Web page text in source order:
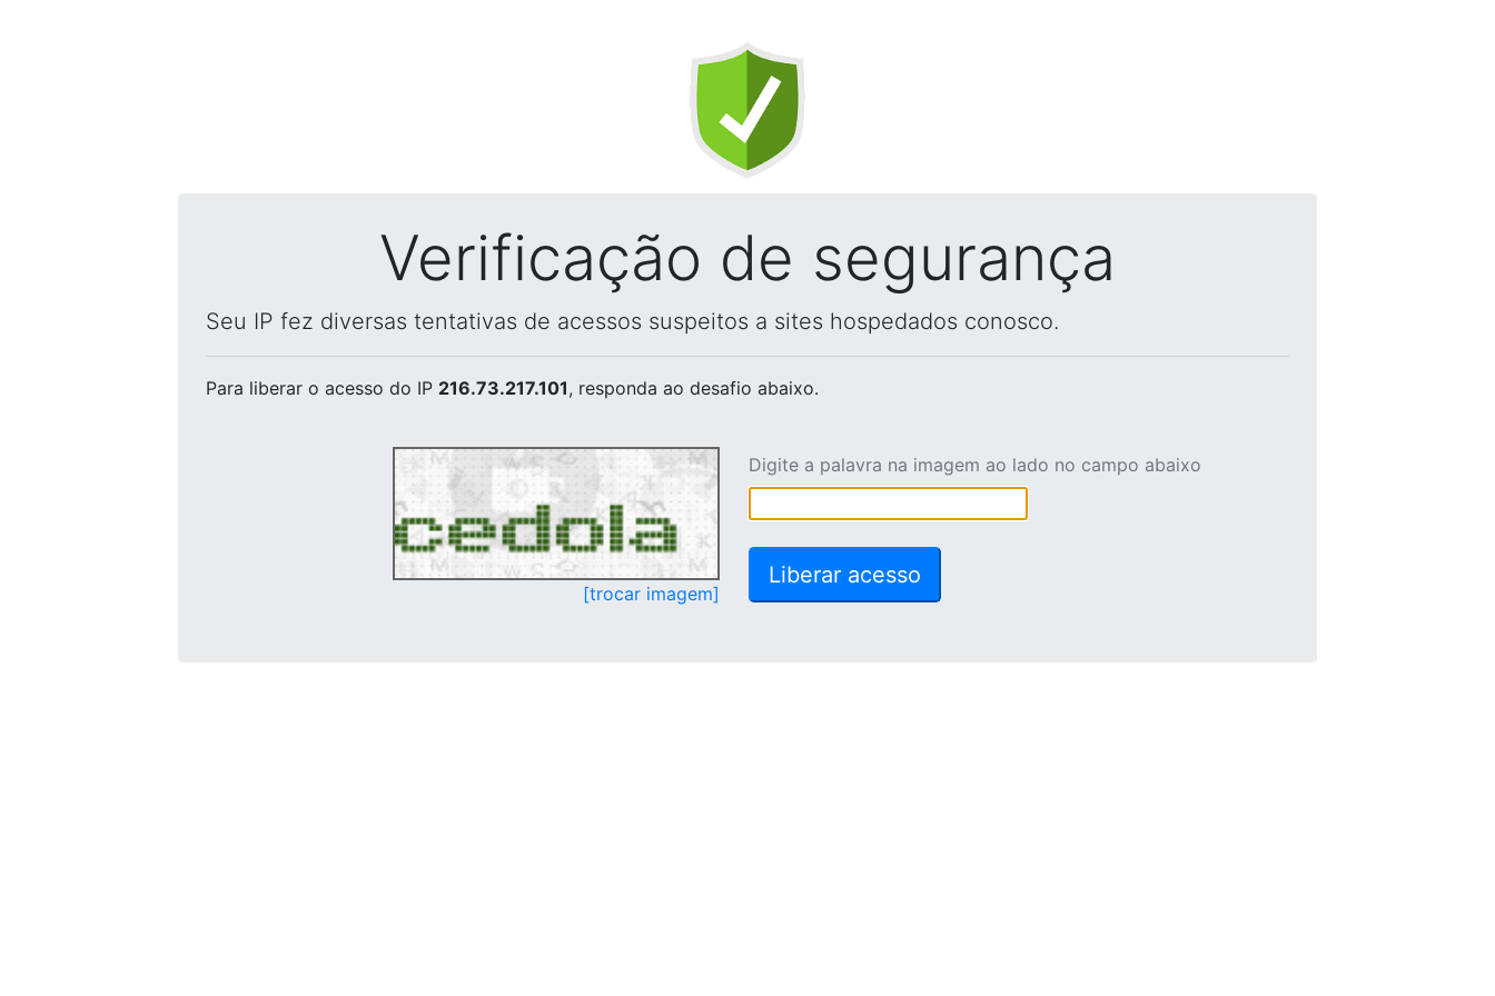
Verificação de segurança
Seu IP fez diversas tentativas de acessos suspeitos a sites hospedados conosco.
Para liberar o acesso do IP 216.73.217.101, responda ao desafio abaixo.
[trocar imagem]
Digite a palavra na imagem ao lado no campo abaixo